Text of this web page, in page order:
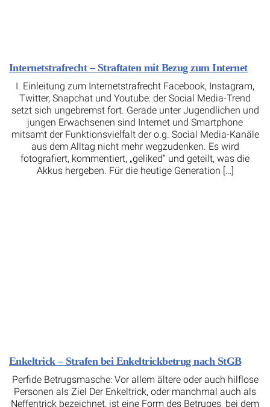
Internetstrafrecht – Straftaten mit Bezug zum Internet
I. Einleitung zum Internetstrafrecht Facebook, Instagram,
Twitter, Snapchat und Youtube: der Social Media-Trend
setzt sich ungebremst fort. Gerade unter Jugendlichen und
jungen Erwachsenen sind Internet und Smartphone
mitsamt der Funktionsvielfalt der o.g. Social Media-Kanäle
aus dem Alltag nicht mehr wegzudenken. Es wird
fotografiert, kommentiert, „geliked“ und geteilt, was die
Akkus hergeben. Für die heutige Generation […]
Enkeltrick – Strafen bei Enkeltrickbetrug nach StGB
Perfide Betrugsmasche: Vor allem ältere oder auch hilflose
Personen als Ziel Der Enkeltrick, oder manchmal auch als
Neffentrick bezeichnet, ist eine Form des Betruges, bei dem